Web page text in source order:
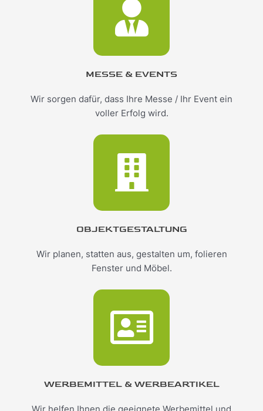
MESSE & EVENTS
Wir sorgen dafür, dass Ihre Messe / Ihr Event ein
voller Erfolg wird.
OBJEKTGESTALTUNG
Wir planen, statten aus, gestalten um, folieren
Fenster und Möbel.
WERBEMITTEL & WERBEARTIKEL